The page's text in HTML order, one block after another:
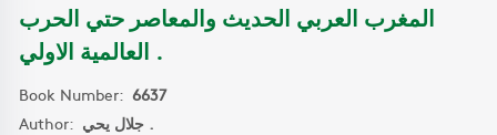
المغرب العربي الحديث والمعاصر حتي الحرب
العالمية الاولي .
Book Number: 6637
Author:
جلال يحي .